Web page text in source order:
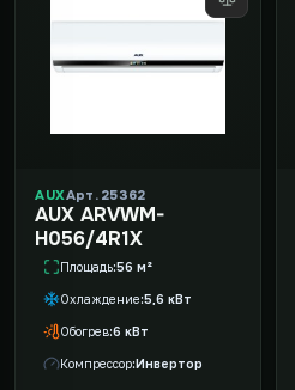
AUXАрт. 25362
AUX ARVWM-
H056/4R1X
Площадь 56 м²
Охлаждение 5,6 кВт
Обогрев 6 кВт
Компрессор Инвертор